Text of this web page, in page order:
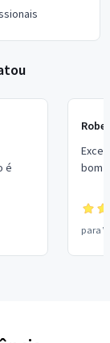
é
bom
para